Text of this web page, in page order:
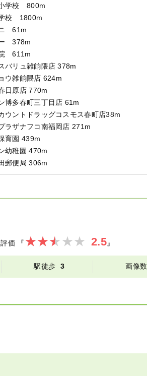
学校 800m
校 1800m
61m
378m
611m
バリュ雑餉隈店 378m
ウ雑餉隈店 624m
日原店 770m
博多春町三丁目店 61m
ウントドラッグコスモス春町店38m
ラザナフコ南福岡店 271m
育園 439m
幼稚園 470m
郵便局 306m
価 『 2.5』
駅徒歩 3 画像数